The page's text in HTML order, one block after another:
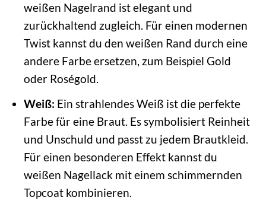
weißen Nagelrand ist elegant und
zurückhaltend zugleich. Für einen modernen
Twist kannst du den weißen Rand durch eine
andere Farbe ersetzen, zum Beispiel Gold
oder Roségold.
Weiß: Ein strahlendes Weiß ist die perfekte
Farbe für eine Braut. Es symbolisiert Reinheit
und Unschuld und passt zu jedem Brautkleid.
Für einen besonderen Effekt kannst du
weißen Nagellack mit einem schimmernden
Topcoat kombinieren.